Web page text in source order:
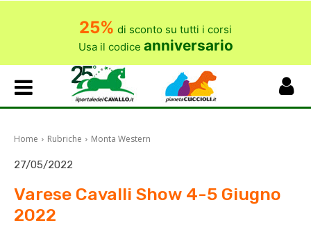
25% di sconto su tutti i corsi
Usa il codice anniversario
Home Rubriche Monta Western
27/05/2022
Varese Cavalli Show 4-5 Giugno
2022